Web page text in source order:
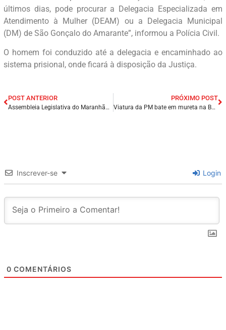
últimos dias, pode procurar a Delegacia Especializada em
Atendimento à Mulher (DEAM) ou a Delegacia Municipal
(DM) de São Gonçalo do Amarante”, informou a Polícia Civil.
O homem foi conduzido até a delegacia e encaminhado ao
sistema prisional, onde ficará à disposição da Justiça.
POST ANTERIOR
Assembleia Legislativa do Maranhão lança edital de concurso com salários de até R$ 14 mil.
PRÓXIMO POST
Viatura da PM bate em mureta na BR-232 durante perseguição e carro de suspeitos atinge outro veículo em PE.
Inscrever-se Login
0 COMENTÁRIOS